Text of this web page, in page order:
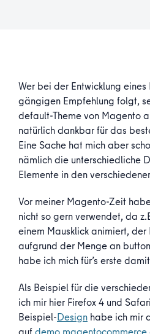
Wer bei der Entwicklung
gängigen Empfehlung folgt,
default-Theme von Magento
natürlich dankbar für das
Eine Sache hat mich aber
nämlich die unterschiedliche
Elemente in den
Vor meiner Magento-Zeit
nicht so gern verwendet, da
einem Mausklick animiert,
aufgrund der Menge an
habe ich mich für’s erste
Als Beispiel für die
ich mir hier Firefox 4 und
Beispiel-Design habe ich mir